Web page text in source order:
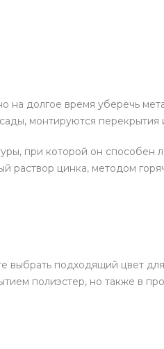
долгое время уберечь
монтируются перекрытия
при которой он способен
раствор цинка, методом
выбрать подходящий цвет
полиэстер, но также в